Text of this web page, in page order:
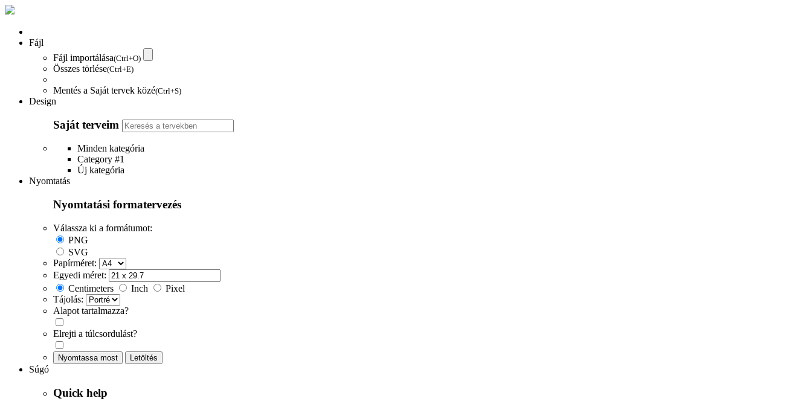
Fájl
Fájl importálása(Ctrl+O)
Összes törlése(Ctrl+E)
Mentés a Saját tervek közé(Ctrl+S)
Design
Saját terveim
Minden kategória
Category #1
Új kategória
Nyomtatás
Nyomtatási formatervezés
Válassza ki a formátumot:
PNG
SVG
Papírméret:
Egyedi méret:
Centimeters
Inch
Pixel
Tájolás:
Alapot tartalmazza?
Elrejti a túlcsordulást?
Nyomtassa most Letöltés
Súgó
Quick help